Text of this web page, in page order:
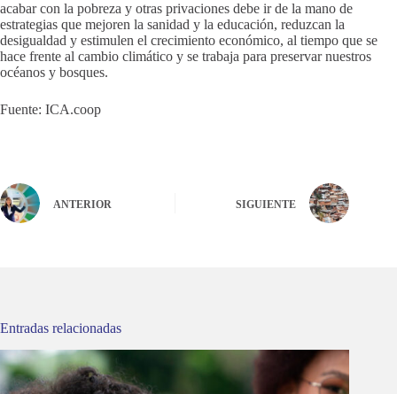
acabar con la pobreza y otras privaciones debe ir de la mano de
estrategias que mejoren la sanidad y la educación, reduzcan la
desigualdad y estimulen el crecimiento económico, al tiempo que se
hace frente al cambio climático y se trabaja para preservar nuestros
océanos y bosques.
Fuente: ICA.coop
ANTERIOR SIGUIENTE
Entradas relacionadas